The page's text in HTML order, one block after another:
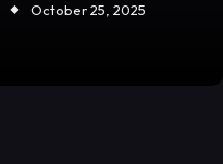
October 25, 2025